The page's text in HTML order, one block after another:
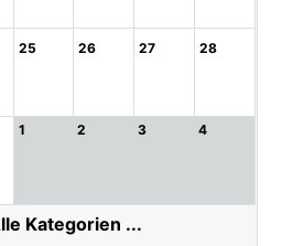
25 26 27 28
1 2 3 4
Kategorien ...